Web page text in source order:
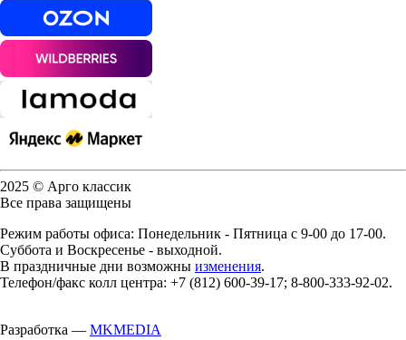
2025 © Арго классик
Все права защищены
Режим работы офиса: Понедельник - Пятница с 9-00 до 17-00.
Суббота и Воскресенье - выходной.
В праздничные дни возможны изменения.
Телефон/факс колл центра: +7 (812) 600-39-17; 8-800-333-92-02.
Разработка — MKMEDIA